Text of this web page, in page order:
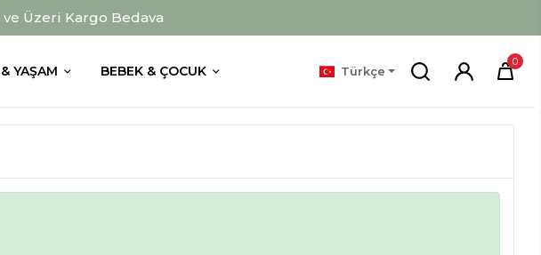
Üzeri Kargo Bedava
YAŞAM BEBEK & ÇOCUK Türkçe
0